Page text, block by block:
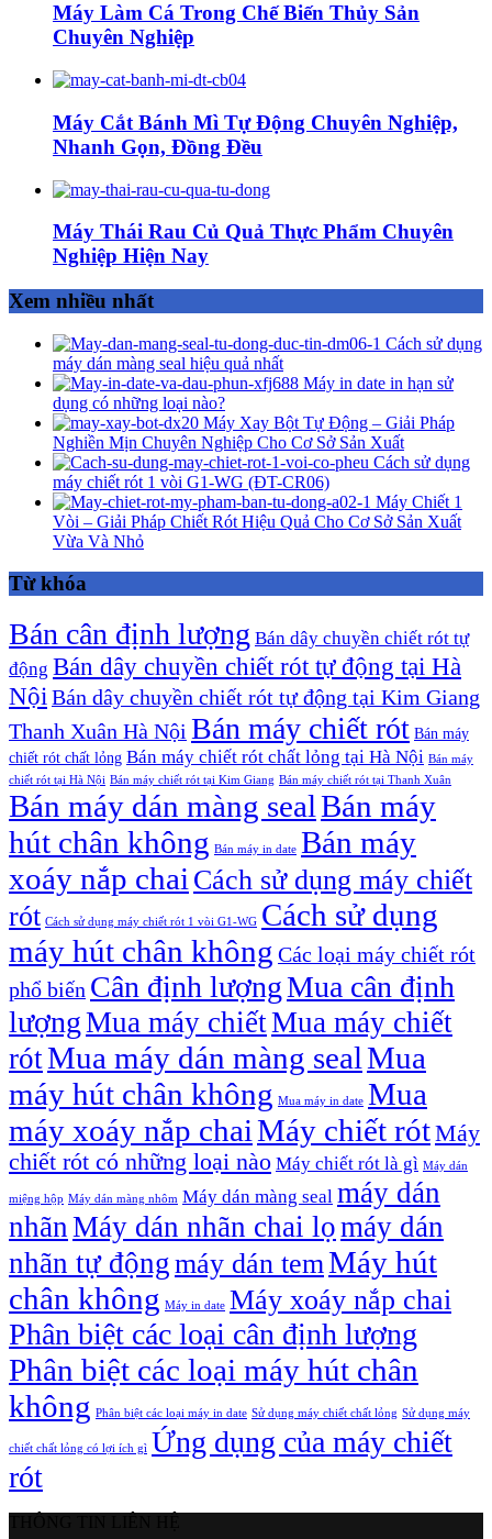
Máy Làm Cá Trong Chế Biến Thủy Sản
Chuyên Nghiệp
Máy Cắt Bánh Mì Tự Động Chuyên Nghiệp,
Nhanh Gọn, Đồng Đều
Máy Thái Rau Củ Quả Thực Phẩm Chuyên
Nghiệp Hiện Nay
Xem nhiều nhất
Cách sử dụng
máy dán màng seal hiệu quả nhất
Máy in date in hạn sử
dụng có những loại nào?
Máy Xay Bột Tự Động – Giải Pháp
Nghiền Mịn Chuyên Nghiệp Cho Cơ Sở Sản Xuất
Cách sử dụng
máy chiết rót 1 vòi G1-WG (ĐT-CR06)
Máy Chiết 1
Vòi – Giải Pháp Chiết Rót Hiệu Quả Cho Cơ Sở Sản Xuất
Vừa Và Nhỏ
Từ khóa
Bán cân định lượng Bán dây chuyền chiết rót tự
động Bán dây chuyền chiết rót tự động tại Hà
Nội Bán dây chuyền chiết rót tự động tại Kim Giang
Thanh Xuân Hà Nội Bán máy chiết rót Bán máy
chiết rót chất lỏng Bán máy chiết rót chất lỏng tại Hà Nội Bán máy
chiết rót tại Hà Nội Bán máy chiết rót tại Kim Giang Bán máy chiết rót tại Thanh Xuân
Bán máy dán màng sealBán máy
hút chân không Bán máy in date Bán máy
xoáy nắp chai Cách sử dụng máy chiết
rót Cách sử dụng máy chiết rót 1 vòi G1-WG Cách sử dụng
máy hút chân không Các loại máy chiết rót
phổ biến Cân định lượngMua cân định
lượngMua máy chiếtMua máy chiết
rótMua máy dán màng sealMua
máy hút chân không Mua máy in date Mua
máy xoáy nắp chaiMáy chiết rótMáy
chiết rót có những loại nào Máy chiết rót là gì Máy dán
miệng hộp Máy dán màng nhôm Máy dán màng seal máy dán
nhãnMáy dán nhãn chai lọmáy dán
nhãn tự độngmáy dán temMáy hút
chân không Máy in date Máy xoáy nắp chai
Phân biệt các loại cân định lượng
Phân biệt các loại máy hút chân
không Phân biệt các loại máy in date Sử dụng máy chiết chất lỏng Sử dụng máy
chiết chất lỏng có lợi ích gì Ứng dụng của máy chiết
rót